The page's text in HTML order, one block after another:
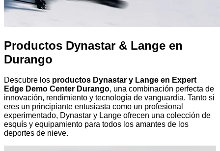
Productos Dynastar & Lange en
Durango
Descubre los productos Dynastar y Lange en Expert
Edge Demo Center Durango, una combinación perfecta de
innovación, rendimiento y tecnología de vanguardia. Tanto si
eres un principiante entusiasta como un profesional
experimentado, Dynastar y Lange ofrecen una colección de
esquís y equipamiento para todos los amantes de los
deportes de nieve.